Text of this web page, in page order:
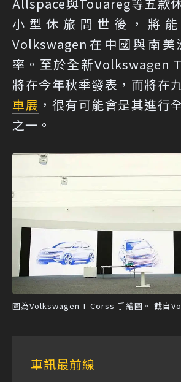
小型休旅問世後，將
Volkswagen在中國與南美
率。至於全新Volkswagen
將在今年秋季發表，而將在
車展 ，很有可能會是其進行
之一。
圖為Volkswagen T-Corss 手繪圖。 截自
車訊最前線